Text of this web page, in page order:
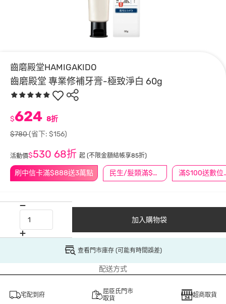
齒磨殿堂HAMIGAKIDO
齒磨殿堂 專業修補牙膏-極致淨白 60g
刷中信卡滿$888送3萬點 民生/髮類滿$388送舒潔冰巾 滿
$624 8折
$780(省下: $156)
活動價$530 68折 起 (不限金額結帳享85折)
加入購物袋
查看門市庫存 (可能有時間誤差)
配送方式
宅配到府
屈臣氏門市
取貨
超商取貨